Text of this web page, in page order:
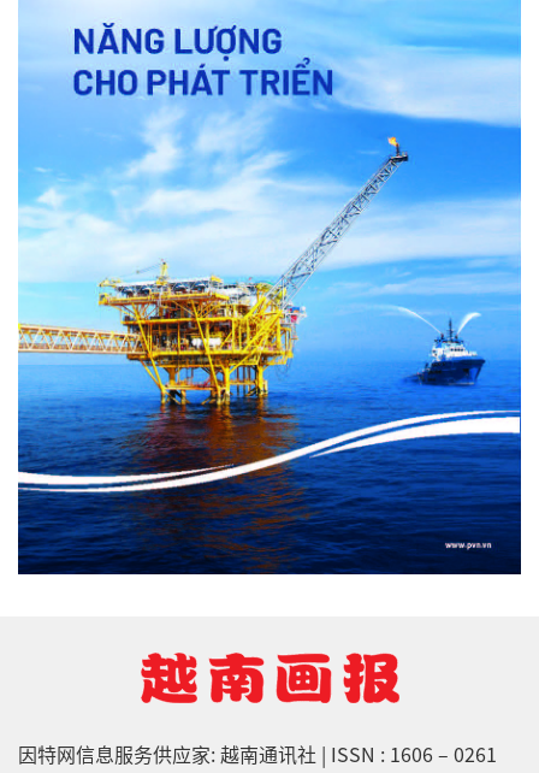
因特网信息服务供应家: 越南通讯社 | ISSN : 1606 – 0261